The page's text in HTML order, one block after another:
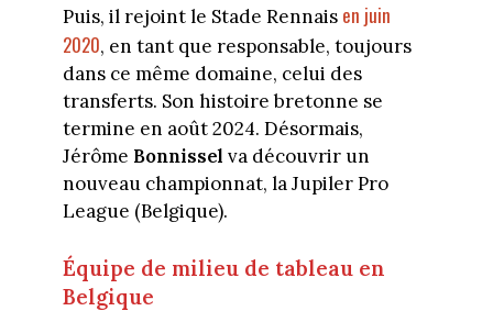
Puis, il rejoint le Stade Rennais en juin
2020, en tant que responsable, toujours
dans ce même domaine, celui des
transferts. Son histoire bretonne se
termine en août 2024. Désormais,
Jérôme Bonnissel va découvrir un
nouveau championnat, la Jupiler Pro
League (Belgique).
Équipe de milieu de tableau en
Belgique